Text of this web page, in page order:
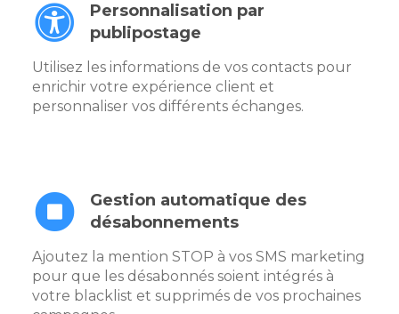
Personnalisation par
publipostage
Utilisez les informations de vos contacts pour
enrichir votre expérience client et
personnaliser vos différents échanges.
Gestion automatique des
désabonnements
Ajoutez la mention STOP à vos SMS marketing
pour que les désabonnés soient intégrés à
votre blacklist et supprimés de vos prochaines